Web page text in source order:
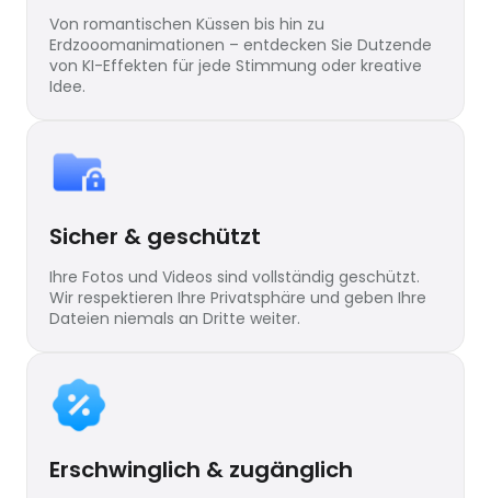
Von romantischen Küssen bis hin zu
Erdzooomanimationen – entdecken Sie Dutzende
von KI-Effekten für jede Stimmung oder kreative
Idee.
Sicher & geschützt
Ihre Fotos und Videos sind vollständig geschützt.
Wir respektieren Ihre Privatsphäre und geben Ihre
Dateien niemals an Dritte weiter.
Erschwinglich & zugänglich